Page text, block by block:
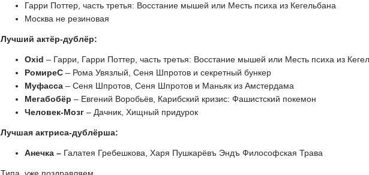
Гарри Поттер, часть третья: Восстание мышей или Месть психа из Кегельбана
Москва не резиновая
Лучший актёр-дублёр:
Oxid – Гарри, Гарри Поттер, часть третья: Восстание мышей или Месть психа из
РомиреС– Рома Увязлый, Сеня Шпротов и секретный бункер
Муфасса– Сеня Шпротов, Сеня Шпротов и Маньяк из Амстердама
Мегабобёр – Евгений Воробьёв, Карибский кризис: Фашистский покемон
Человек-Мозг – Дачник, Хищный придурок
Лучшая актриса-дублёрша:
Анечка – Галатея Гребешкова, Харя Пушкарёвъ Эндъ Философская Трава